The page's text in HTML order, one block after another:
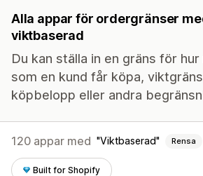
Alla appar för ordergränser
viktbaserad
Du kan ställa in en gräns för
som en kund får köpa,
köpbelopp eller andra
120 appar med Viktbaserad Rensa
Built for Shopify